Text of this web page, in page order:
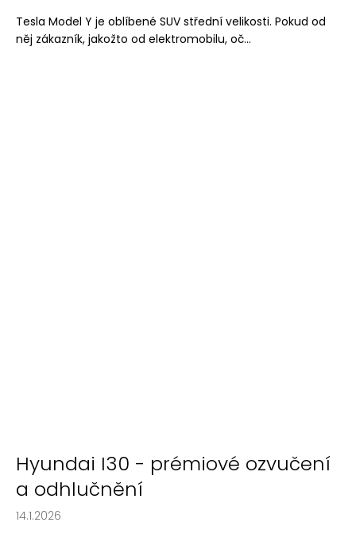
Tesla Model Y je oblíbené SUV střední velikosti. Pokud od
něj zákazník, jakožto od elektromobilu, oč...
Hyundai I30 - prémiové ozvučení
a odhlučnění
14.1.2026